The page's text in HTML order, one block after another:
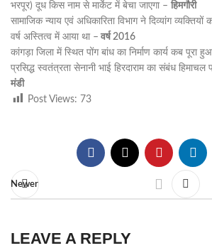
भरपूर) दूध किस नाम से मार्केट में बेचा जाएगा – हिमगौरी
सामाजिक न्याय एवं अधिकारिता विभाग ने दिव्यांग
वर्ष अस्तित्व में आया था – वर्ष 2016
कांगड़ा जिला में स्थित पोंग बांध का निर्माण कार्य कब पूरा
प्रसिद्ध स्वतंत्रता सेनानी भाई हिरदाराम का संबंध
मंडी
Post Views: 73
Newer
LEAVE A REPLY